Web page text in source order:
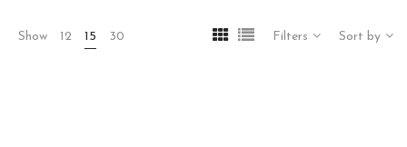
Show 12 15 30 Filters Sort by